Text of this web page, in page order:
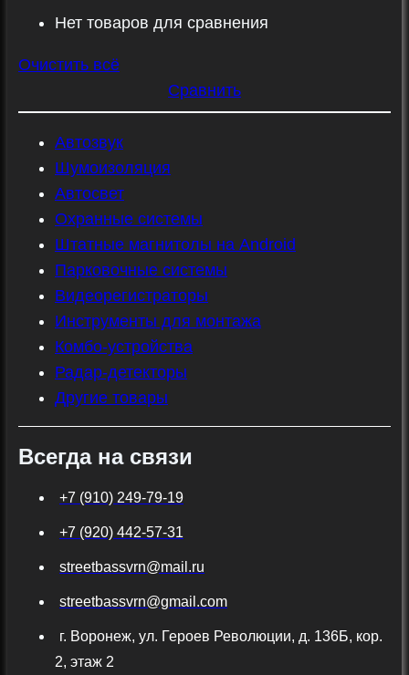
Нет товаров для сравнения
Очистить всё
Сравнить
Автозвук
Шумоизоляция
Автосвет
Охранные системы
Штатные магнитолы на Android
Парковочные системы
Видеорегистраторы
Инструменты для монтажа
Комбо-устройства
Радар-детекторы
Другие товары
Всегда на связи
+7 (910) 249-79-19
+7 (920) 442-57-31
streetbassvrn@mail.ru
streetbassvrn@gmail.com
г. Воронеж, ул. Героев Революции, д. 136Б, кор.
2, этаж 2